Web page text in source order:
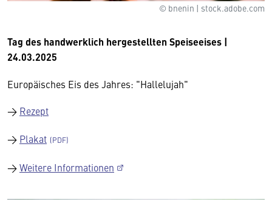
© bnenin | stock.adobe.com
Tag des handwerklich hergestellten Speiseeises |
24.03.2025
Europäisches Eis des Jahres: "Hallelujah"
→ Rezept
→ Plakat
→Weitere Informationen